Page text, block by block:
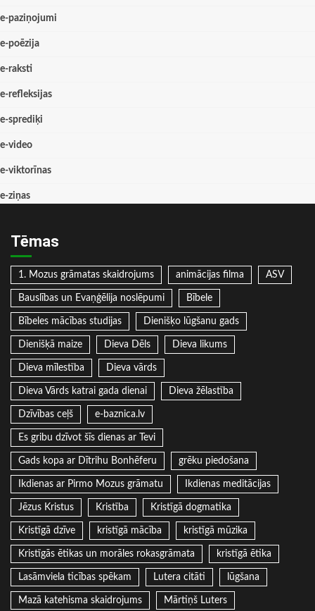
e-paziņojumi
e-poēzija
e-raksti
e-refleksijas
e-sprediķi
e-video
e-viktorīnas
e-ziņas
Tēmas
1. Mozus grāmatas skaidrojums animācijas filma ASV
Bauslības un Evaņģēlija noslēpumi Bībele
Bībeles mācības studijas Dienišķo lūgšanu gads
Dienišķā maize Dieva Dēls Dieva likums
Dieva mīlestība Dieva vārds
Dieva Vārds katrai gada dienai Dieva žēlastība
Dzīvības ceļš e-baznica.lv
Es gribu dzīvot šīs dienas ar Tevi
Gads kopa ar Dītrihu Bonhēferu grēku piedošana
Ikdienas ar Pirmo Mozus grāmatu Ikdienas meditācijas
Jēzus Kristus Kristība Kristīgā dogmatika
Kristīgā dzīve kristīgā mācība kristīgā mūzika
Kristīgās ētikas un morāles rokasgrāmata kristīgā ētika
Lasāmviela ticības spēkam Lutera citāti lūgšana
Mazā katehisma skaidrojums Mārtiņš Luters